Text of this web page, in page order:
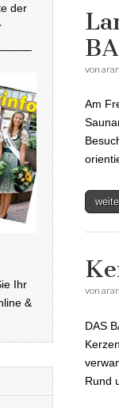
von
Am
von
DAS
Rund
der
Ihr
&